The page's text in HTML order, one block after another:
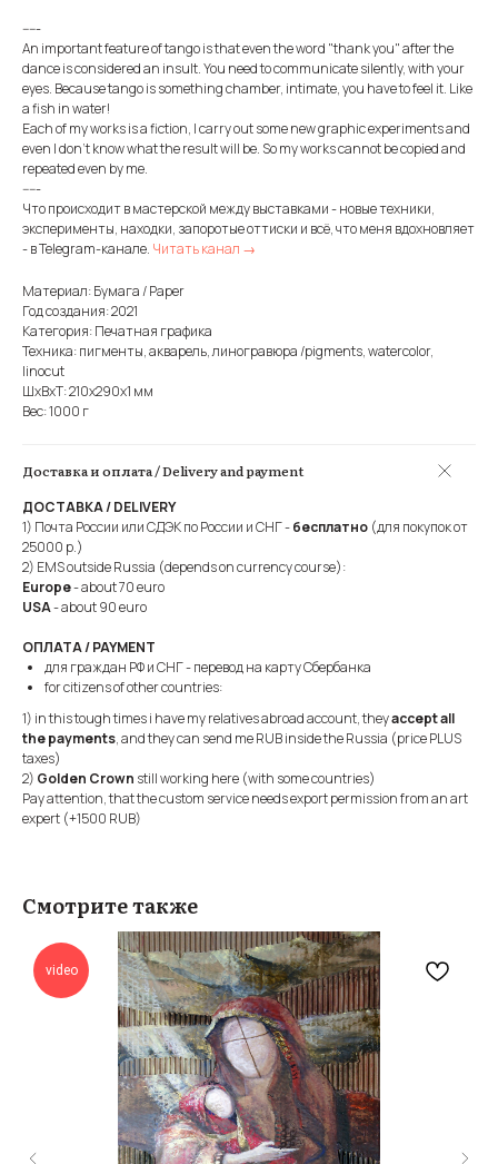
-----
An important feature of tango is that even the word "thank you" after the
dance is considered an insult. You need to communicate silently, with your
eyes. Because tango is something chamber, intimate, you have to feel it. Like
a fish in water!
Each of my works is a fiction, I carry out some new graphic experiments and
even I don't know what the result will be. So my works cannot be copied and
repeated even by me.
-----
Что происходит в мастерской между выставками - новые техники,
эксперименты, находки, запоротые оттиски и всё, что меня вдохновляет
- в Telegram-канале. Читать канал →
Материал: Бумага / Paper
Год создания: 2021
Категория: Печатная графика
Техника: пигменты, акварель, линогравюра /pigments, watercolor,
linocut
ШxВxТ: 210x290x1 мм
Вес: 1000 г
Доставка и оплата / Delivery and payment
ДОСТАВКА / DELIVERY
1) Почта России или СДЭК по России и СНГ -бесплатно (для покупок от
25000 р.)
2) EMS outside Russia (depends on currency course):
Europe- about 70 euro
USA- about 90 euro
ОПЛАТА / PAYMENT
для граждан РФ и СНГ - перевод на карту Сбербанка
for citizens of other countries:
1) in this tough times i have my relatives abroad account, theyaccept all
the payments, and they can send me RUB inside the Russia (price PLUS
taxes)
2) Golden Crown still working here (with some countries)
Pay attention, that the custom service needs export permission from an art
expert (+1500 RUB)
Смотрите также
video